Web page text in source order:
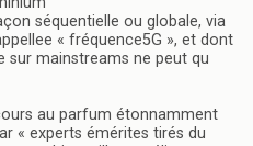
séquentielle ou globale, via
« fréquence5G », et dont
sur mainstreams ne peut qu
au parfum étonnamment
« experts émérites tirés du